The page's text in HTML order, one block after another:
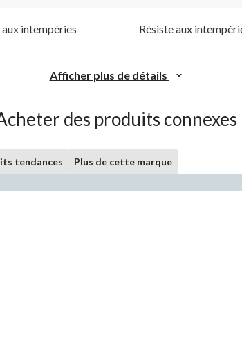
aux intempéries Résiste aux
Afficher plus de détails
des produits connexes
tendances Plus de cette marque